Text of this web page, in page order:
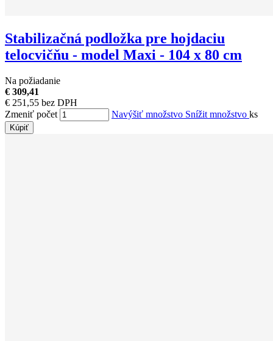
Stabilizačná podložka pre hojdaciu
telocvičňu - model Maxi - 104 x 80 cm
Na požiadanie
€ 309,41
€ 251,55 bez DPH
Zmeniť počet
Navýšiť množstvo Snížit množstvo ks
Kúpiť